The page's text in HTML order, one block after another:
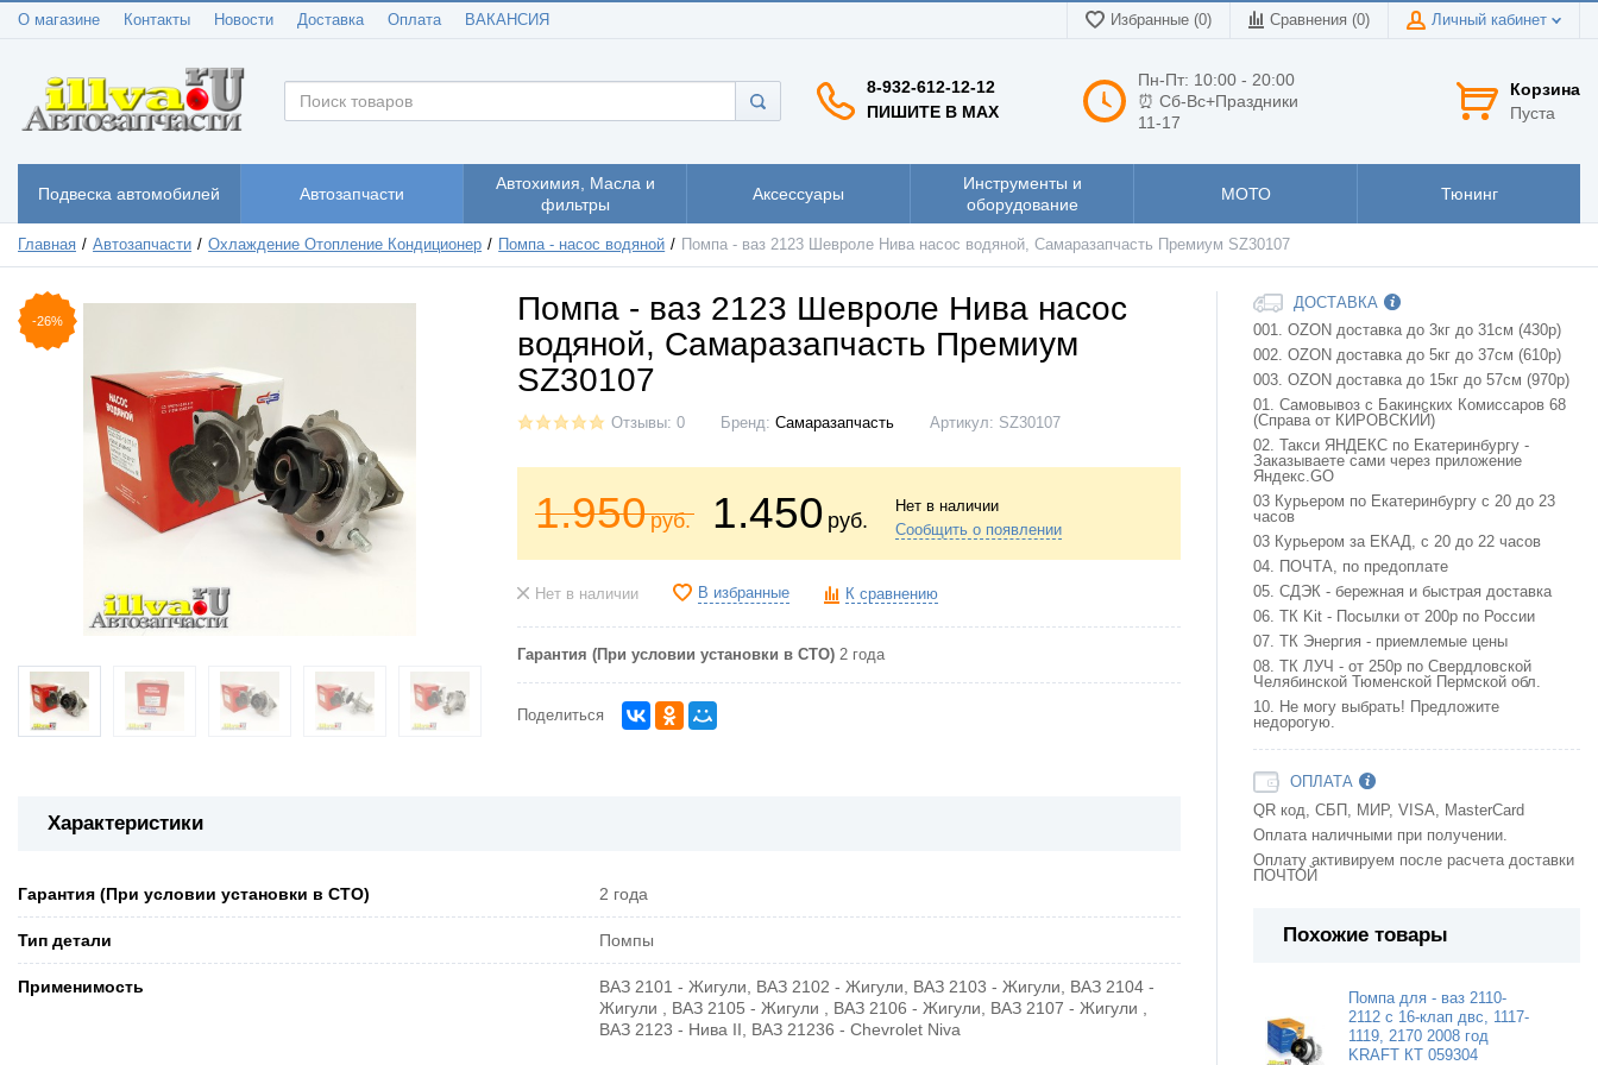
О магазине Контакты Новости Доставка Оплата ВАКАНСИЯ Избранные (0) Сравнения (0) Личный кабинет
8-932-612-12-12
ПИШИТЕ В MAX
Пн-Пт: 10:00 - 20:00
⏰ Сб-Вс+Праздники
11-17
Корзина
Пуста
Подвеска автомобилей Автозапчасти
Автохимия, Масла и
фильтры
Аксессуары
Инструменты и
оборудование
МОТО Тюнинг
Главная Автозапчасти Охлаждение Отопление Кондиционер Помпа - насос водяной Помпа - ваз 2123 Шевроле Нива насос водяной, Самаразапчасть Премиум SZ30107
-26%
Помпа - ваз 2123 Шевроле Нива насос
водяной, Самаразапчасть Премиум
SZ30107
Отзывы: 0 Бренд: Самаразапчасть Артикул: SZ30107
1.950руб. 1.450 руб.
Нет в наличии
Сообщить о появлении
Нет в наличии В избранные К сравнению
Гарантия (При условии установки в СТО) 2 года
Поделиться
Характеристики
Гарантия (При условии установки в СТО) 2 года
Тип детали Помпы
Применимость
ВАЗ 2101 - Жигули, ВАЗ 2102 - Жигули, ВАЗ 2103 - Жигули, ВАЗ 2104 -
Жигули , ВАЗ 2105 - Жигули , ВАЗ 2106 - Жигули, ВАЗ 2107 - Жигули ,
ВАЗ 2123 - Нива II, ВАЗ 21236 - Chevrolet Niva
ДОСТАВКА
001. OZON доставка до 3кг до 31см (430р)
002. OZON доставка до 5кг до 37см (610р)
003. OZON доставка до 15кг до 57см (970р)
01. Самовывоз с Бакинских Комиссаров 68
(Справа от КИРОВСКИЙ)
02. Такси ЯНДЕКС по Екатеринбургу -
Заказываете сами через приложение
Яндекс.GO
03 Курьером по Екатеринбургу с 20 до 23
часов
03 Курьером за ЕКАД, с 20 до 22 часов
04. ПОЧТА, по предоплате
05. СДЭК - бережная и быстрая доставка
06. ТК Kit - Посылки от 200р по России
07. ТК Энергия - приемлемые цены
08. ТК ЛУЧ - от 250р по Свердловской
Челябинской Тюменской Пермской обл.
10. Не могу выбрать! Предложите
недорогую.
ОПЛАТА
QR код, СБП, МИР, VISA, MasterCard
Оплата наличными при получении.
Оплату активируем после расчета доставки
ПОЧТОЙ
Похожие товары
Помпа для - ваз 2110-
2112 с 16-клап двс, 1117-
1119, 2170 2008 год
KRAFT КТ 059304